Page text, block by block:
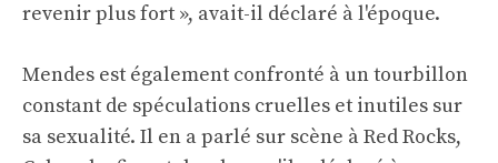
revenir plus fort », avait-il déclaré à l'époque.
Mendes est également confronté à un tourbillon
constant de spéculations cruelles et inutiles sur
sa sexualité. Il en a parlé sur scène à Red Rocks,